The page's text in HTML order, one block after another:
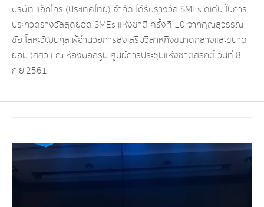
บริษัท แอ็กโกร (ประเทศไทย) จำกัด ได้รับรางวัล SMEs ดีเด่น ในการ
ประกวดรางวัลสุดยอด SMEs แห่งชาติ ครั้งที่ 10 จากคุณสุวรรณ
ชัย โลหะวัฒนกุล ผู้อำนวยการส่งเสริมวิสาหกิจขนาดกลางและขนาด
ย่อม (สสว.) ณ ห้องบอลรูม ศูนย์การประชุมแห่งชาติสิริกิติ์ วันที่ 8
ก.ย.2561